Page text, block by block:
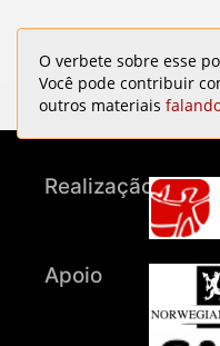
O verbete sobre esse
Você pode contribuir
outros materiais